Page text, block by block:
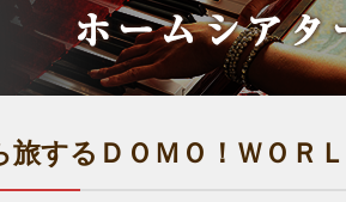
旅するＤＯＭＯ！ＷＯＲ